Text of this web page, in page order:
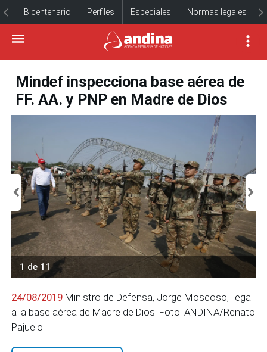
Bicentenario Perfiles Especiales Normas legales
Mindef inspecciona base aérea de
FF. AA. y PNP en Madre de Dios
1 de 11
24/08/2019 Ministro de Defensa, Jorge Moscoso, llega
a la base aérea de Madre de Dios. Foto: ANDINA/Renato
Pajuelo